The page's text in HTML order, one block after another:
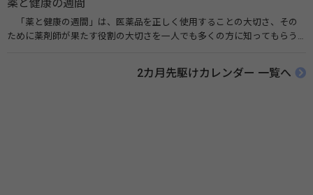
薬と健康の週間
「薬と健康の週間」は、医薬品を正しく使用することの大切さ、その
ために薬剤師が果たす役割の大切さを一人でも多くの方に知ってもらう
伝えたい！薬との付き合い方」（保健指導リソースガイド）
2カ月先駆けカレンダー 一覧へ